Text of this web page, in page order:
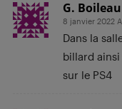
G. Boileau
8 janvier 2022
Dans la
billard
sur le PS4